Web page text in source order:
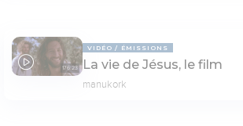
176:23
VIDÉO ÉMISSIONS
La vie de Jésus, le film
manukork